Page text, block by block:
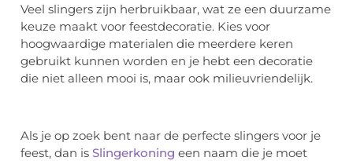
Veel slingers zijn herbruikbaar, wat ze een duurzame
keuze maakt voor feestdecoratie. Kies voor
hoogwaardige materialen die meerdere keren
gebruikt kunnen worden en je hebt een decoratie
die niet alleen mooi is, maar ook milieuvriendelijk.
Als je op zoek bent naar de perfecte slingers voor je
feest, dan is Slingerkoning een naam die je moet